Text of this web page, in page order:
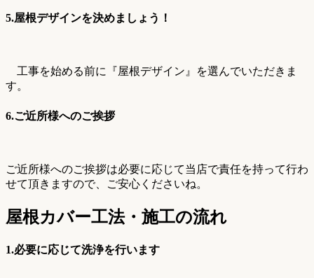
5.屋根デザインを決めましょう！
工事を始める前に『屋根デザイン』を選んでいただきま
す。
6.ご近所様へのご挨拶
ご近所様へのご挨拶は必要に応じて当店で責任を持って行わ
せて頂きますので、ご安心くださいね。
屋根カバー工法・施工の流れ
1.必要に応じて洗浄を行います